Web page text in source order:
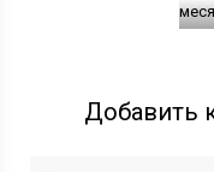
Добавить